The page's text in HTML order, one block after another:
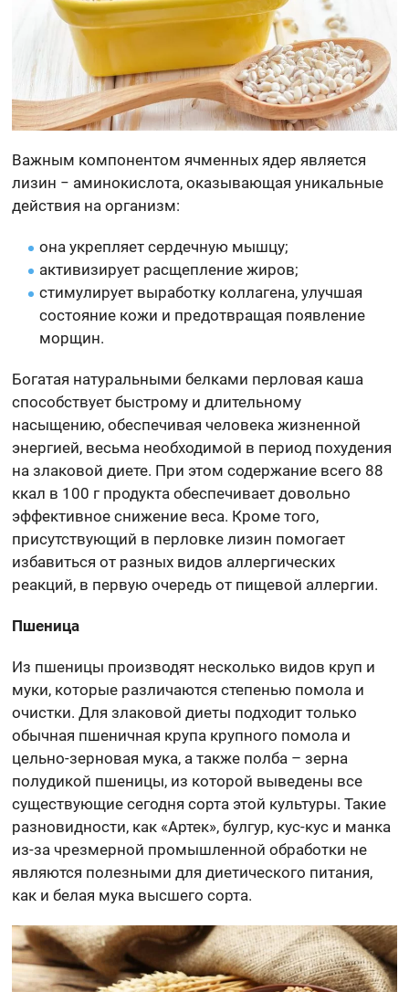
Важным компонентом ячменных ядер является
лизин − аминокислота, оказывающая уникальные
действия на организм:
она укрепляет сердечную мышцу;
активизирует расщепление жиров;
стимулирует выработку коллагена, улучшая
состояние кожи и предотвращая появление
морщин.
Богатая натуральными белками перловая каша
способствует быстрому и длительному
насыщению, обеспечивая человека жизненной
энергией, весьма необходимой в период похудения
на злаковой диете. При этом содержание всего 88
ккал в 100 г продукта обеспечивает довольно
эффективное снижение веса. Кроме того,
присутствующий в перловке лизин помогает
избавиться от разных видов аллергических
реакций, в первую очередь от пищевой аллергии.
Пшеница
Из пшеницы производят несколько видов круп и
муки, которые различаются степенью помола и
очистки. Для злаковой диеты подходит только
обычная пшеничная крупа крупного помола и
цельно-зерновая мука, а также полба – зерна
полудикой пшеницы, из которой выведены все
существующие сегодня сорта этой культуры. Такие
разновидности, как «Артек», булгур, кус-кус и манка
из-за чрезмерной промышленной обработки не
являются полезными для диетического питания,
как и белая мука высшего сорта.